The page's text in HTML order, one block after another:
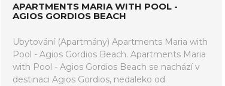
APARTMENTS MARIA WITH POOL -
AGIOS GORDIOS BEACH
Ubytování (Apartmány) Apartments Maria with
Pool - Agios Gordios Beach. Apartments Maria
with Pool - Agios Gordios Beach se nachází v
destinaci Agios Gordios, nedaleko od